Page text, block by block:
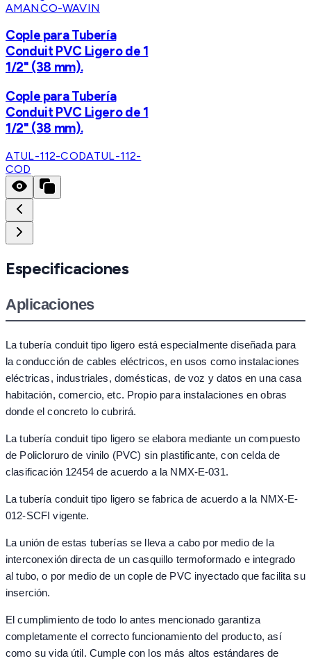
AMANCO-WAVIN
Cople para Tubería
Conduit PVC Ligero de 1
1/2" (38 mm).
Cople para Tubería
Conduit PVC Ligero de 1
1/2" (38 mm).
ATUL-112-CODATUL-112-
COD
Especificaciones
Aplicaciones
La tubería conduit tipo ligero está especialmente diseñada para
la conducción de cables eléctricos, en usos como instalaciones
eléctricas, industriales, domésticas, de voz y datos en una casa
habitación, comercio, etc. Propio para instalaciones en obras
donde el concreto lo cubrirá.
La tubería conduit tipo ligero se elabora mediante un compuesto
de Policloruro de vinilo (PVC) sin plastificante, con celda de
clasificación 12454 de acuerdo a la NMX-E-031.
La tubería conduit tipo ligero se fabrica de acuerdo a la NMX-E-
012-SCFI vigente.
La unión de estas tuberías se lleva a cabo por medio de la
interconexión directa de un casquillo termoformado e integrado
al tubo, o por medio de un cople de PVC inyectado que facilita su
inserción.
El cumplimiento de todo lo antes mencionado garantiza
completamente el correcto funcionamiento del producto, así
como su vida útil. Cumple con los más altos estándares de